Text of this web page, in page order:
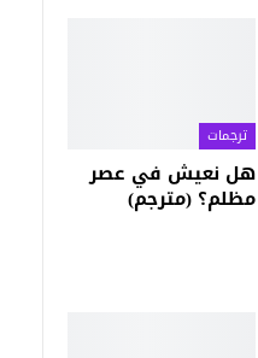
ترجمات
هل نعيش في عصر
مظلم؟ (مترجم)